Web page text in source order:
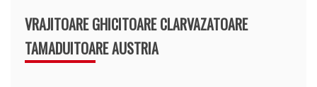
VRAJITOARE GHICITOARE CLARVAZATOARE
TAMADUITOARE AUSTRIA